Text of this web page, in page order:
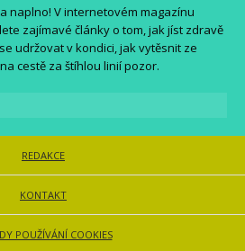
naplno! V internetovém magazínu
zajímavé články o tom, jak jíst zdravě
udržovat v kondici, jak vytěsnit ze
cestě za štíhlou linií pozor.
REDAKCE
KONTAKT
POUŽÍVÁNÍ COOKIES